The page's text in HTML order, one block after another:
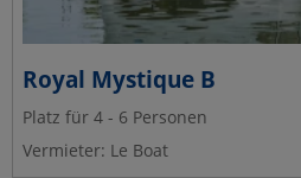
Royal Mystique B
Platz für 4 - 6 Personen
Vermieter: Le Boat